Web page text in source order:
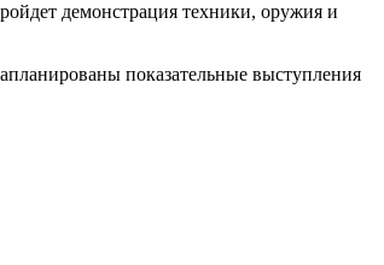
демонстрация техники, оружия и
показательные выступления